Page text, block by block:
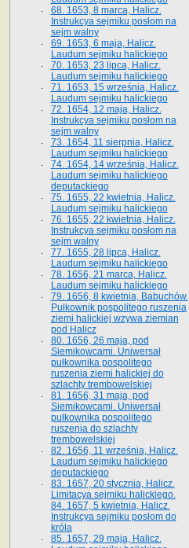
68. 1653, 8 marca, Halicz.
Instrukcya sejmiku posłom na
sejm walny
69. 1653, 6 maja, Halicz.
Laudum sejmiku halickiego
70. 1653, 23 lipca, Halicz.
Laudum sejmiku halickiego
71. 1653, 15 września, Halicz.
Laudum sejmiku halickiego
72. 1654, 12 maja, Halicz.
Instrukcya sejmiku posłom na
sejm walny
73. 1654, 11 sierpnia, Halicz.
Laudum sejmiku halickiego
74. 1654, 14 września, Halicz.
Laudum sejmiku halickiego
deputackiego
75. 1655, 22 kwietnia, Halicz.
Laudum sejmiku halickiego
76. 1655, 22 kwietnia, Halicz.
Instrukcya sejmiku posłom na
sejm walny
77. 1655, 28 lipca, Halicz.
Laudum sejmiku halickiego
78. 1656, 21 marca, Halicz.
Laudum sejmiku halickiego
79. 1656, 8 kwietnia, Babuchów.
Pułkownik pospolitego ruszenia
ziemi halickiej wzywa ziemian
pod Halicz
80. 1656, 26 maja, pod
Siemikowcami. Uniwersał
pułkownika pospolitego
ruszenia ziemi halickiej do
szlachty trembowelskiej
81. 1656, 31 maja, pod
Siemikowcami. Uniwersał
pułkownika pospolitego
ruszenia do szlachty
trembowelskiej
82. 1656, 11 września, Halicz.
Laudum sejmiku halickiego
deputackiego
83. 1657, 20 stycznia, Halicz.
Limitacya sejmiku halickiego.
84. 1657, 5 kwietnia, Halicz.
Instrukcya sejmiku posłom do
króla
85. 1657, 29 maja, Halicz.